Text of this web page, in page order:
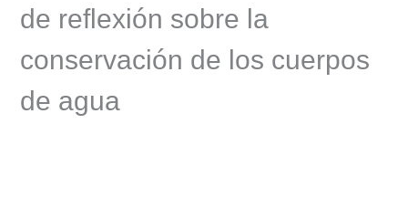
de reflexión sobre la
conservación de los cuerpos
de agua